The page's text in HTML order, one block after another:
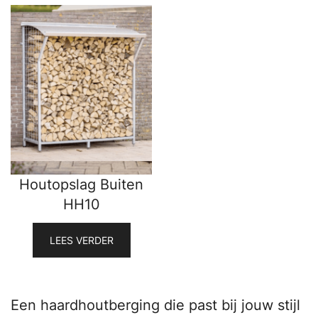
Houtopslag Buiten
HH10
LEES VERDER
Een haardhoutberging die past bij jouw stijl